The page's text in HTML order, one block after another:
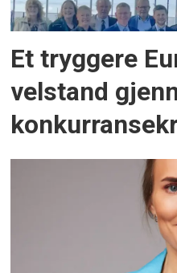
Et tryggere
velstand